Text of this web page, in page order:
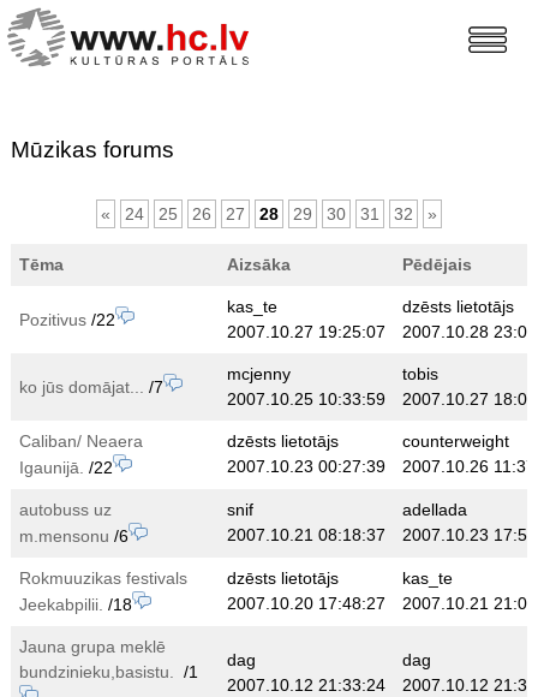
Mūzikas forums
« 24 25 26 27 28 29 30 31 32 »
Tēma Aizsāka Pēdējais
Pozitivus/22
kas_te
2007.10.27 19:25:07
dzēsts lietotājs
2007.10.28
ko jūs domājat... /7
mcjenny
2007.10.25 10:33:59
tobis
2007.10.27
Caliban/ Neaera
Igaunijā. /22
dzēsts lietotājs
2007.10.23 00:27:39
counterweight
2007.10.26
autobuss uz
m.mensonu /6
snif
2007.10.21 08:18:37
adellada
2007.10.23
Rokmuuzikas festivals
Jeekabpilii. /18
dzēsts lietotājs
2007.10.20 17:48:27
kas_te
2007.10.21
Jauna grupa meklē
bundzinieku,basistu.
/1
dag
2007.10.12 21:33:24
dag
2007.10.12